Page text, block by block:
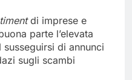
di imprese e
parte l’elevata
di annunci
sugli scambi